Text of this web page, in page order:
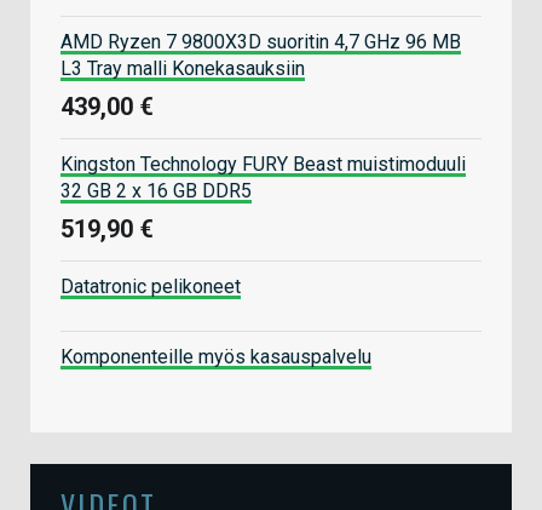
AMD Ryzen 7 9800X3D suoritin 4,7 GHz 96 MB
L3 Tray malli Konekasauksiin
439,00 €
Kingston Technology FURY Beast muistimoduuli
32 GB 2 x 16 GB DDR5
519,90 €
Datatronic pelikoneet
Komponenteille myös kasauspalvelu